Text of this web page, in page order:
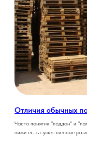
Отличия обычных
Часто понятия "поддон" и
ними есть существенные